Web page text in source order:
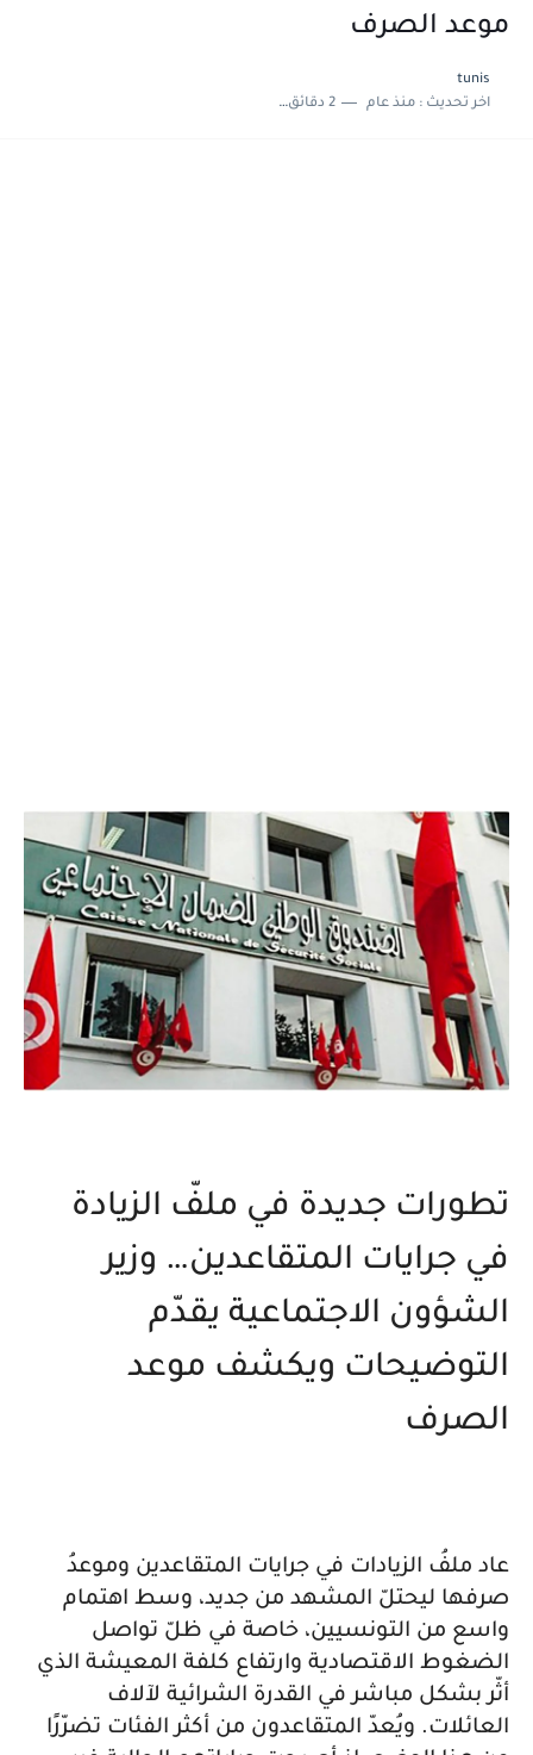
موعد الصرف
tunis
اخر تحديث :منذ عام 2 دقائق للقراءة
تطورات جديدة في ملفّ الزيادة
في جرايات المتقاعدين… وزير
الشؤون الاجتماعية يقدّم
التوضيحات ويكشف موعد
الصرف
عاد ملفُ الزيادات في جرايات المتقاعدين وموعدُ
صرفها ليحتلّ المشهد من جديد، وسط اهتمام
واسع من التونسيين، خاصة في ظلّ تواصل
الضغوط الاقتصادية وارتفاع كلفة المعيشة الذي
أثّر بشكل مباشر في القدرة الشرائية لآلاف
العائلات. ويُعدّ المتقاعدون من أكثر الفئات تضرّرًا